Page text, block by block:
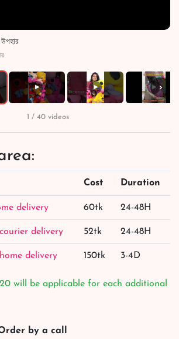
উপহার
▶ ▶ ▶ ›
1 / 40 videos
Cost Duration
delivery 60tk 24-48H
delivery 52tk 24-48H
delivery 150tk 3-4D
will be applicable for each additional
by a call